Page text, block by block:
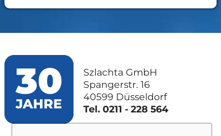
Szlachta GmbH
Spangerstr. 16
40599 Düsseldorf
Tel. 0211 - 228 564